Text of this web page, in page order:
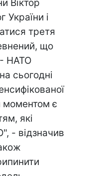
Віктор
України і
третя
що
- НАТО
сьогодні
моментом є
які
- відзначив